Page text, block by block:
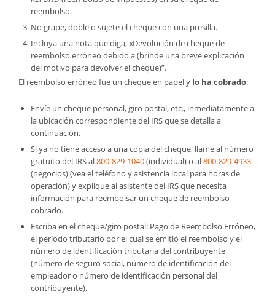
reembolso.
No grape, doble o sujete el cheque con una presilla.
Incluya una nota que diga, «Devolución de cheque de
reembolso erróneo debido a (brinde una breve explicación
del motivo para devolver el cheque)”.
El reembolso erróneo fue un cheque en papel y lo ha cobrado:
Envíe un cheque personal, giro postal, etc., inmediatamente a
la ubicación correspondiente del IRS que se detalla a
continuación.
Si ya no tiene acceso a una copia del cheque, llame al número
gratuito del IRS al800-829-1040(individual) o al800-829-4933
(negocios) (vea el teléfono y asistencia local para horas de
operación) y explique al asistente del IRS que necesita
información para reembolsar un cheque de reembolso
cobrado.
Escriba en el cheque/giro postal: Pago de Reembolso Erróneo,
el período tributario por el cual se emitió el reembolso y el
número de identificación tributaria del contribuyente
(número de seguro social, número de identificación del
empleador o número de identificación personal del
contribuyente).